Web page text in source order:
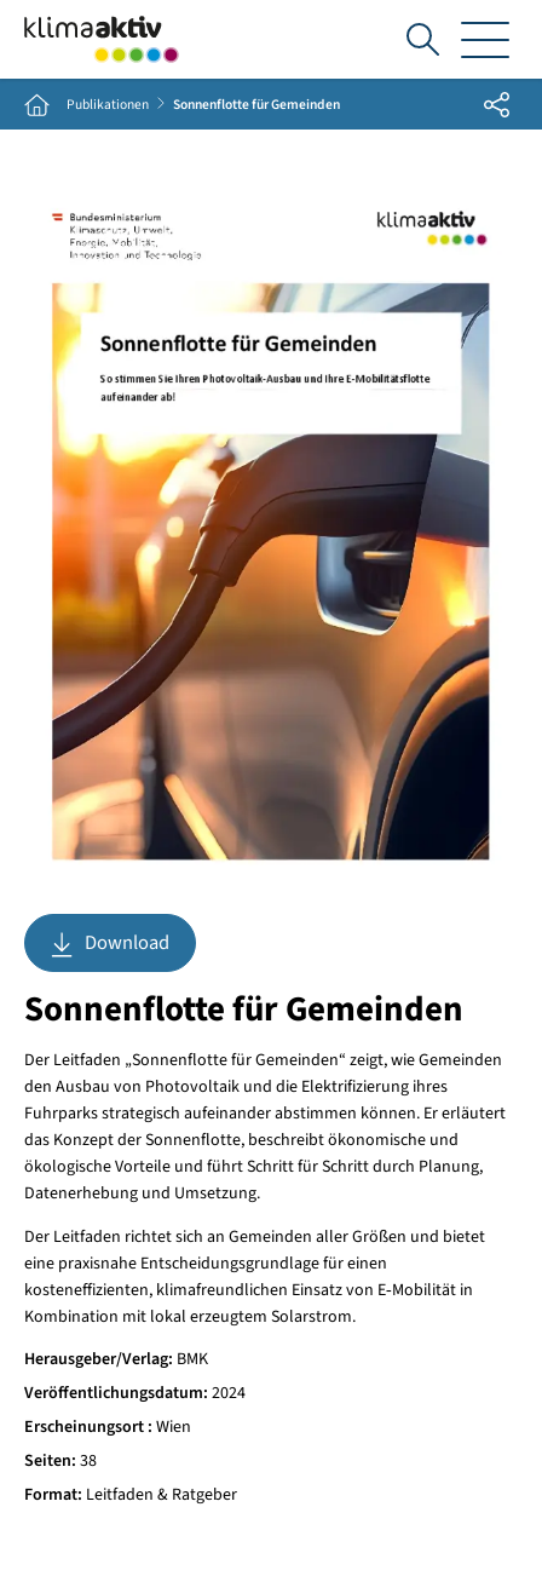
Ich
suche...
Home Publikationen Sonnenflotte für Gemeinden Share
Download
Sonnenflotte für Gemeinden
Der Leitfaden „Sonnenflotte für Gemeinden“ zeigt, wie Gemeinden
den Ausbau von Photovoltaik und die Elektrifizierung ihres
Fuhrparks strategisch aufeinander abstimmen können. Er erläutert
das Konzept der Sonnenflotte, beschreibt ökonomische und
ökologische Vorteile und führt Schritt für Schritt durch Planung,
Datenerhebung und Umsetzung.
Der Leitfaden richtet sich an Gemeinden aller Größen und bietet
eine praxisnahe Entscheidungsgrundlage für einen
kosteneffizienten, klimafreundlichen Einsatz von E‑Mobilität in
Kombination mit lokal erzeugtem Solarstrom.
Herausgeber/Verlag BMK
Veröffentlichungsdatum 2024
Erscheinungsort Wien
Seiten 38
Format Leitfaden & Ratgeber